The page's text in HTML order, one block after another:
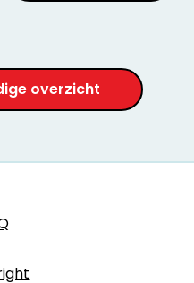
overzicht